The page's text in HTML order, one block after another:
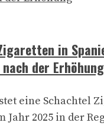
in
der Erhöhung
eine Schachtel
Jahr 2025 in der